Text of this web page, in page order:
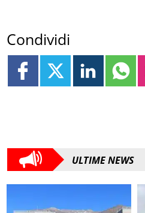
Condividi
ULTIME NEWS